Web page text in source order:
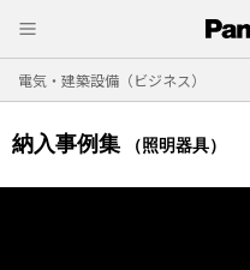
電気・建築設備（ビジネス）
納入事例集 （照明器具）